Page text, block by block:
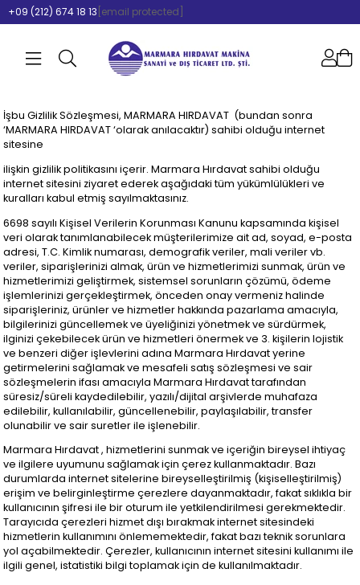
+09 (212) 674 18 13 [email protected]
İşbu Gizlilik Sözleşmesi, MARMARA HIRDAVAT (bundan sonra
‘MARMARA HIRDAVAT ‘olarak anılacaktır) sahibi olduğu internet
sitesine
ilişkin gizlilik politikasını içerir. Marmara Hırdavat sahibi olduğu
internet sitesini ziyaret ederek aşağıdaki tüm yükümlülükleri ve
kuralları kabul etmiş sayılmaktasınız.
6698 sayılı Kişisel Verilerin Korunması Kanunu kapsamında kişisel
veri olarak tanımlanabilecek müşterilerimize ait ad, soyad, e-posta
adresi, T.C. Kimlik numarası, demografik veriler, mali veriler vb.
veriler, siparişlerinizi almak, ürün ve hizmetlerimizi sunmak, ürün ve
hizmetlerimizi geliştirmek, sistemsel sorunların çözümü, ödeme
işlemlerinizi gerçekleştirmek, önceden onay vermeniz halinde
siparişleriniz, ürünler ve hizmetler hakkında pazarlama amacıyla,
bilgilerinizi güncellemek ve üyeliğinizi yönetmek ve sürdürmek,
ilginizi çekebilecek ürün ve hizmetleri önermek ve 3. kişilerin lojistik
ve benzeri diğer işlevlerini adına Marmara Hırdavat yerine
getirmelerini sağlamak ve mesafeli satış sözleşmesi ve sair
sözleşmelerin ifası amacıyla Marmara Hırdavat tarafından
süresiz/süreli kaydedilebilir, yazılı/dijital arşivlerde muhafaza
edilebilir, kullanılabilir, güncellenebilir, paylaşılabilir, transfer
olunabilir ve sair suretler ile işlenebilir.
Marmara Hırdavat , hizmetlerini sunmak ve içeriğin bireysel ihtiyaç
ve ilgilere uyumunu sağlamak için çerez kullanmaktadır. Bazı
durumlarda internet sitelerine bireyselleştirilmiş (kişiselleştirilmiş)
erişim ve belirginleştirme çerezlere dayanmaktadır, fakat sıklıkla bir
kullanıcının şifresi ile bir oturum ile yetkilendirilmesi gerekmektedir.
Tarayıcıda çerezleri hizmet dışı bırakmak internet sitesindeki
hizmetlerin kullanımını önlememektedir, fakat bazı teknik sorunlara
yol açabilmektedir. Çerezler, kullanıcının internet sitesini kullanımı ile
ilgili genel, istatistiki bilgi toplamak için de kullanılmaktadır.